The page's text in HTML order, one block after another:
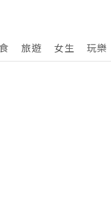
旅遊 女生 玩樂